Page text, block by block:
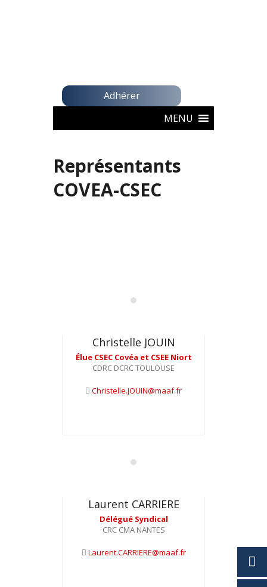
Adhérer
MENU
Représentants
COVEA-CSEC
Christelle JOUIN
Élue CSEC Covéa et CSEE Niort
CDRC DCRC TOULOUSE
Christelle.JOUIN@maaf.fr
Laurent CARRIERE
Délégué Syndical
CRC CMA NANTES
Laurent.CARRIERE@maaf.fr